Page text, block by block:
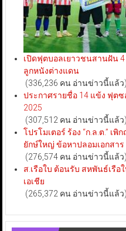
เปิดฟุตบอลเยาวชนสานฝัน
ลูกหนังต่างแดน
(336,236 คน อ่านข่าวนี้แล้ว)
ประกาศรายชื่อ 14 แข้ง ฟุต
2025
(307,512 คน อ่านข่าวนี้แล้ว)
โปรโมเตอร์ ร้อง “ก.ล.ต.” เ
ยักษ์ใหญ่ ข้อหาปลอมเอกสาร
(276,574 คน อ่านข่าวนี้แล้ว)
ส.เรือใบ ต้อนรับ สหพันธ์เรือ
เอเชีย
(265,372 คน อ่านข่าวนี้แล้ว)